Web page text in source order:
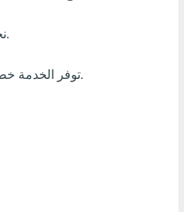
نحن منفتحون على التعاون.
توفر الخدمة خصومات للعملاء المنتظمين.